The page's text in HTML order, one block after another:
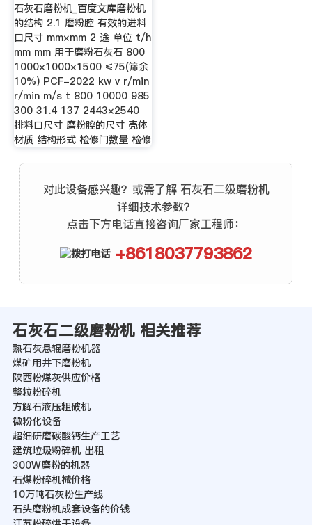
石灰石磨粉机_百度文库磨粉机
的结构 2.1 磨粉腔 有效的进料
口尺寸 mm×mm 2 途 单位 t/h
mm mm 用于磨粉石灰石 800
1000×1000×1500 ≤75(筛余
10%) PCF-2022 kw v r/min
r/min m/s t 800 10000 985
300 31.4 137 2443×2540
排料口尺寸 磨粉腔的尺寸 壳体
材质 结构形式 检修门数量 检修
对此设备感兴趣？或需了解 石灰石二级磨粉机
详细技术参数？
点击下方电话直接咨询厂家工程师：
+8618037793862
石灰石二级磨粉机 相关推荐
熟石灰悬辊磨粉机器
煤矿用井下磨粉机
陕西粉煤灰供应价格
整粒粉碎机
方解石液压粗破机
微粉化设备
超细研磨碳酸钙生产工艺
建筑垃圾粉碎机 出租
300W磨粉的机器
石煤粉碎机械价格
10万吨石灰粉生产线
石头磨粉机成套设备的价钱